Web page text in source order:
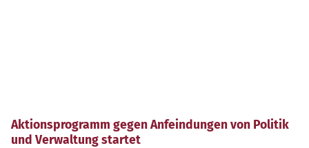
Aktionsprogramm gegen Anfeindungen von Politik
und Verwaltung startet